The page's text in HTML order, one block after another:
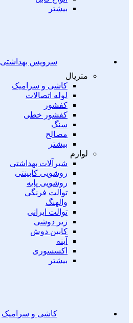
بیشتر
سرویس بهداشتی
متریال
کاشی و سرامیک
لوله اتصالات
کفشور
کفشور خطی
سنگ
مصالح
بیشتر
لوازم
شیرآلات بهداشتی
روشویی کابینتی
روشویی پایه
توالت فرنگی
والهنگ
توالت ایرانی
زیر دوشی
کابین دوش
آینه
اکسسوری
بیشتر
کاشی و سرامیک